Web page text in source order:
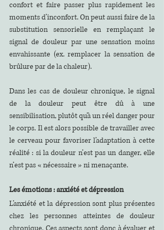
confort et faire passer plus rapidement les
moments d’inconfort. On peut aussi faire de la
substitution sensorielle en remplaçant le
signal de douleur par une sensation moins
envahissante (ex. remplacer la sensation de
brûlure par de la chaleur).
Dans les cas de douleur chronique, le signal
de la douleur peut être dû à une
sensibilisation, plutôt qu’à un réel danger pour
le corps. Il est alors possible de travailler avec
le cerveau pour favoriser l’adaptation à cette
réalité : si la douleur n’est pas un danger, elle
n’est pas « nécessaire » ni menaçante.
Les émotions : anxiété et dépression
L’anxiété et la dépression sont plus présentes
chez les personnes atteintes de douleur